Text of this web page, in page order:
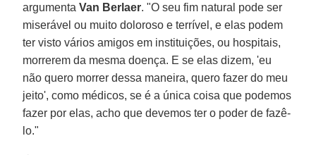
argumentaVan Berlaer. "O seu fim natural pode ser
miserável ou muito doloroso e terrível, e elas podem
ter visto vários amigos em instituições, ou hospitais,
morrerem da mesma doença. E se elas dizem, 'eu
não quero morrer dessa maneira, quero fazer do meu
jeito', como médicos, se é a única coisa que podemos
fazer por elas, acho que devemos ter o poder de fazê-
lo."